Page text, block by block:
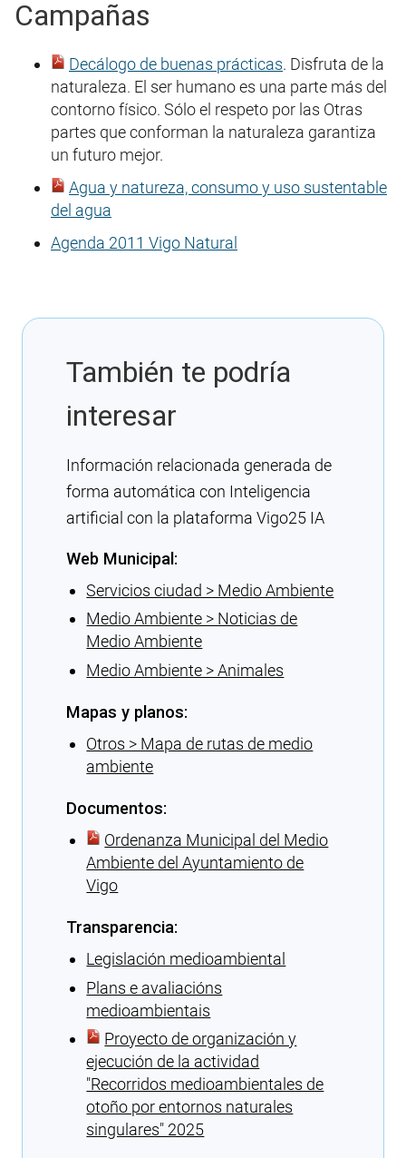
Campañas
Decálogo de buenas prácticas. Disfruta de la
naturaleza. El ser humano es una parte más del
contorno físico. Sólo el respeto por las Otras
partes que conforman la naturaleza garantiza
un futuro mejor.
Agua y natureza, consumo y uso sustentable
del agua
Agenda 2011 Vigo Natural
También te podría
interesar
Información relacionada generada de
forma automática con Inteligencia
artificial con la plataforma Vigo25 IA
Web Municipal:
Servicios ciudad > Medio Ambiente
Medio Ambiente > Noticias de
Medio Ambiente
Medio Ambiente > Animales
Mapas y planos:
Otros > Mapa de rutas de medio
ambiente
Documentos:
Ordenanza Municipal del Medio
Ambiente del Ayuntamiento de
Vigo
Transparencia:
Legislación medioambiental
Plans e avaliacións
medioambientais
Proyecto de organización y
ejecución de la actividad
″Recorridos medioambientales de
otoño por entornos naturales
singulares″ 2025